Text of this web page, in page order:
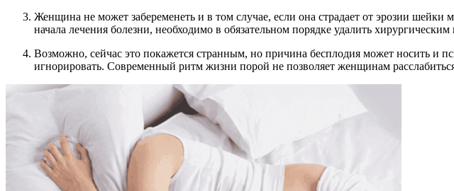
Женщина не может забеременеть и в том случае, если она страдает от эрозии шейки
начала лечения болезни, необходимо в обязательном порядке удалить
Возможно, сейчас это покажется странным, но причина бесплодия может носить и
игнорировать. Современный ритм жизни порой не позволяет женщинам